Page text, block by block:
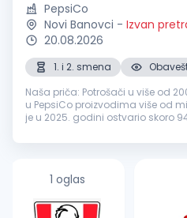
PepsiCo
Novi Banovci - Izvan
20.08.2026
1. i 2. smena
Naša priča: Potrošači u više od
u PepsiCo proizvodima više od
je u 2025. godini ostvario skoro
napitaka...
1 oglas